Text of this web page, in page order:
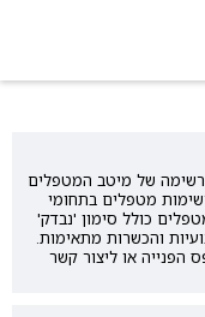
של מיטב המטפלים
מטפלים בתחומי
כולל סימון 'נבדק'
והכשרות מתאימות.
הפנייה או ליצור קשר